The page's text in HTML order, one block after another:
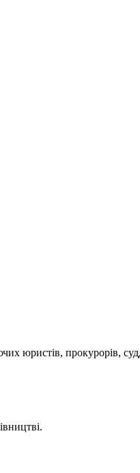
юристів, прокурорів,